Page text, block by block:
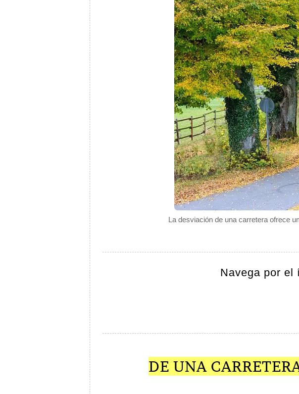
La desviación de una carretera ofrece
Navega por el
DE UNA